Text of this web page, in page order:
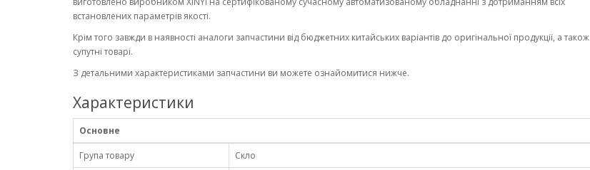
встановлених параметрів якості.
Крім того завжди в наявності аналоги запчастини від бюджетних китайських варіантів до оригінальної продукції, а також
супутні товарі.
З детальними характеристиками запчастини ви можете ознайомитися нижче.
Характеристики
Основне
Група товару
Скло